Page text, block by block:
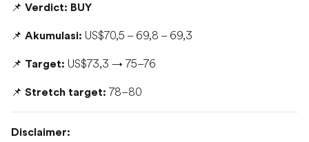
📌 Verdict: BUY
📌 Akumulasi: US$70,5 – 69,8 – 69,3
📌 Target: US$73,3 → 75–76
📌 Stretch target: 78–80
Disclaimer: